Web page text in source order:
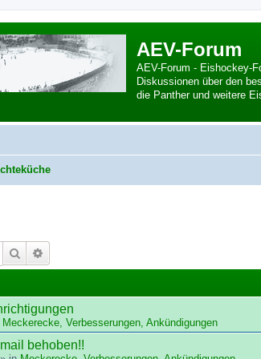
AEV-Forum
AEV-Forum - Eishockey-
Diskussionen über den
die Panther und weitere
Suche
Meckerecke, Verbesserungen, Ankündigungen
behoben!!